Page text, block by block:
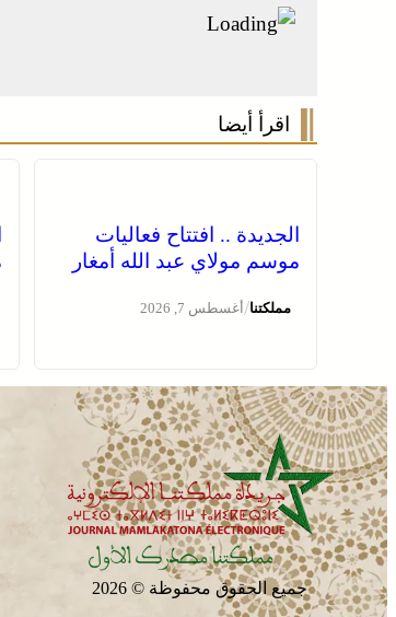
اقرأ أيضا
الجديدة .. افتتاح فعاليات
موسم مولاي عبد الله أمغار
مملكتنا/أغسطس 7, 2026
جميع الحقوق محفوظة © 2026